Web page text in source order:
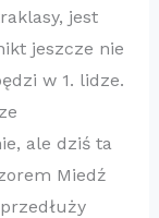
jest
jeszcze nie
w 1. lidze.
ale dziś ta
Miedź